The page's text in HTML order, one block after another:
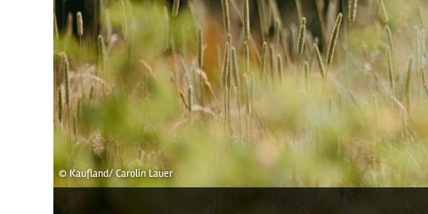
© Kaufland/ Carolin Lauer